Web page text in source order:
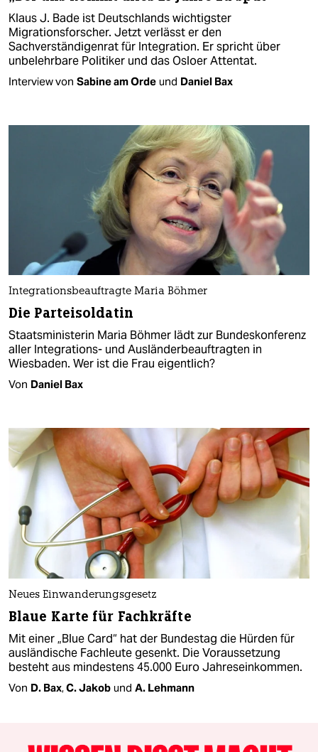
Klaus J. Bade ist Deutschlands wichtigster
Migrationsforscher. Jetzt verlässt er den
Sachverständigenrat für Integration. Er spricht über
unbelehrbare Politiker und das Osloer Attentat.
Interview von Sabine am Orde und Daniel Bax
Integrationsbeauftragte Maria Böhmer
Die Parteisoldatin
Staatsministerin Maria Böhmer lädt zur Bundeskonferenz
aller Integrations- und Ausländerbeauftragten in
Wiesbaden. Wer ist die Frau eigentlich?
Von Daniel Bax
Neues Einwanderungsgesetz
Blaue Karte für Fachkräfte
Mit einer „Blue Card“ hat der Bundestag die Hürden für
ausländische Fachleute gesenkt. Die Voraussetzung
besteht aus mindestens 45.000 Euro Jahreseinkommen.
Von D. Bax,C. Jakob und A. Lehmann